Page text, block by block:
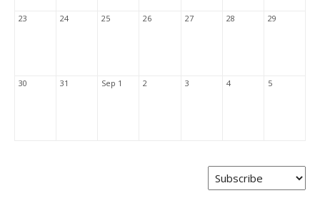
23 24 25 26 27 28 29
30 31 Sep 1 2 3 4 5